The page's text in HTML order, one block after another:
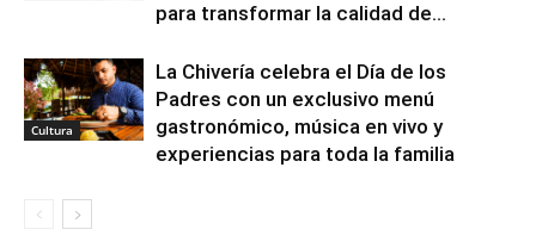
para transformar la calidad de...
Cultura
La Chivería celebra el Día de los
Padres con un exclusivo menú
gastronómico, música en vivo y
experiencias para toda la familia